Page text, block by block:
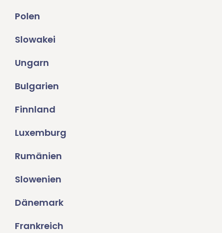
Polen
Slowakei
Ungarn
Bulgarien
Finnland
Luxemburg
Rumänien
Slowenien
Dänemark
Frankreich